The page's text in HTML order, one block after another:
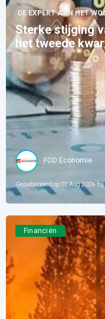
DE EXPERT AAN HET
Sterke stijging
het tweede
FOD Economie
Gepubliceerd op 07 Aug 2026 bij
Financiën